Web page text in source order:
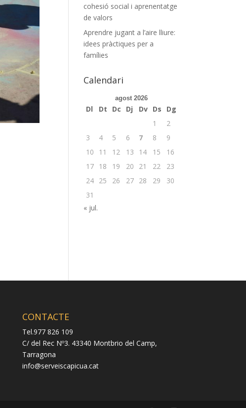
cohesió social i aprenentatge
de valors
Aprendre jugant a l’aire lliure:
idees pràctiques per a
famílies
Calendari
agost 2026
Dl Dt Dc Dj Dv Ds
Dg
1
2
3
4 5 6 7 8
9
10
11 12 13 14 15
16
17 18 19 20 21 22
23
24 25 26 27 28 29
30
31
« jul.
CONTACTE
Tel.977 826 109
C/ del Rec Nº3. 43340 Montbrio del Camp,
Tarragona
info@serveiscapicua.cat